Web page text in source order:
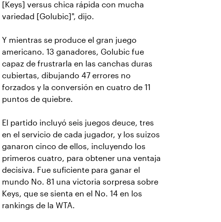
[Keys] versus chica rápida con mucha
variedad [Golubic]", dijo.
Y mientras se produce el gran juego
americano. 13 ganadores, Golubic fue
capaz de frustrarla en las canchas duras
cubiertas, dibujando 47 errores no
forzados y la conversión en cuatro de 11
puntos de quiebre.
El partido incluyó seis juegos deuce, tres
en el servicio de cada jugador, y los suizos
ganaron cinco de ellos, incluyendo los
primeros cuatro, para obtener una ventaja
decisiva. Fue suficiente para ganar el
mundo No. 81 una victoria sorpresa sobre
Keys, que se sienta en el No. 14 en los
rankings de la WTA.